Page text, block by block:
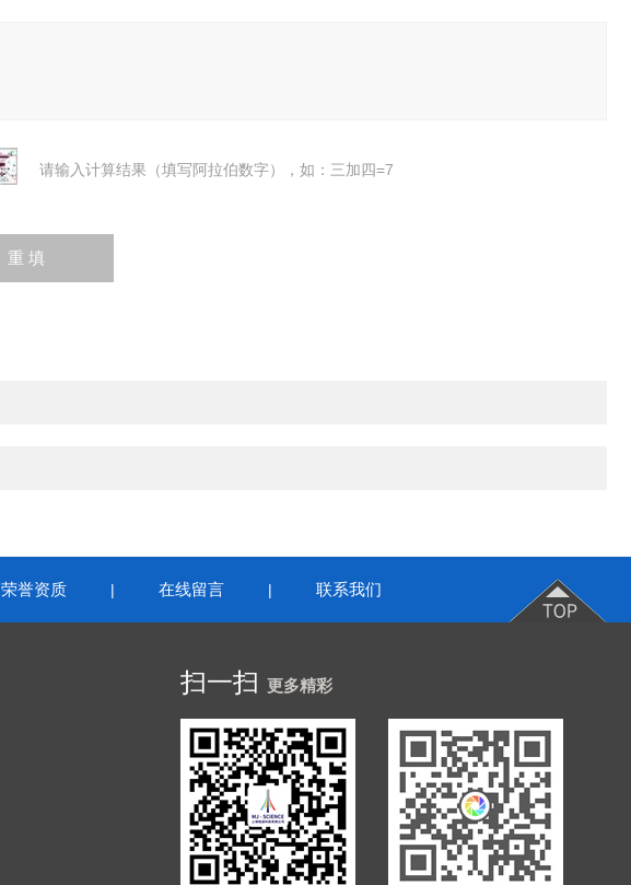
请输入计算结果（填写阿拉伯数字），如：三加四=7
荣誉资质 | 在线留言 | 联系我们
扫一扫 更多精彩